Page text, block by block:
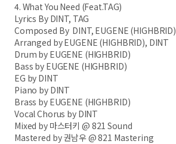
4. What You Need (Feat.TAG)
Lyrics By DINT, TAG
Composed By DINT, EUGENE (HIGHBRID)
Arranged by EUGENE (HIGHBRID), DINT
Drum by EUGENE (HIGHBRID)
Bass by EUGENE (HIGHBRID)
EG by DINT
Piano by DINT
Brass by EUGENE (HIGHBRID)
Vocal Chorus by DINT
Mixed by 마스터키 @ 821 Sound
Mastered by 권남우 @ 821 Mastering